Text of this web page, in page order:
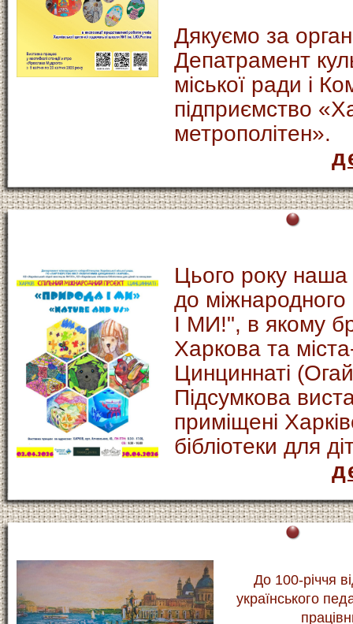
Дякуємо за
Депатрамент
міської ради і
підприємство
метрополітен».
Цього року
до
І МИ!", в якому
Харкова та
Цинциннаті
Підсумкова
приміщені
бібліотеки для
До 100-річчя
українського